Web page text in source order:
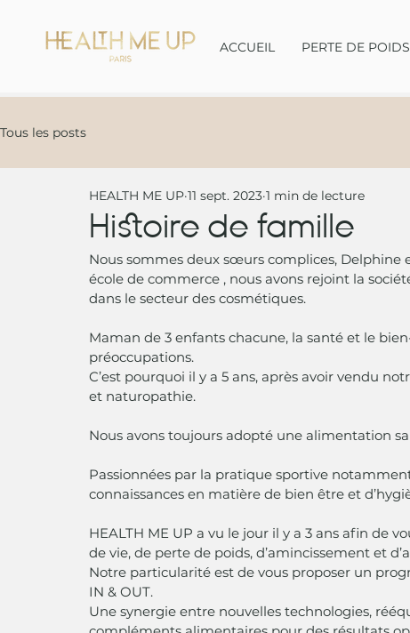
ACCUEIL PERTE DE POIDS
Tous les posts
Histoire de famille
HEALTH ME UP 11 sept. 2023 1 min de lecture
Nous sommes deux sœurs complices, Delphine
école de commerce , nous avons rejoint la
dans le secteur des cosmétiques.
Maman de 3 enfants chacune, la santé et le
préoccupations.
C’est pourquoi il y a 5 ans, après avoir vendu
et naturopathie.
Nous avons toujours adopté une alimentation
Passionnées par la pratique sportive
connaissances en matière de bien être et
HEALTH ME UP a vu le jour il y a 3 ans afin de
de vie, de perte de poids, d’amincissement et
Notre particularité est de vous proposer un
IN & OUT.
Une synergie entre nouvelles technologies,